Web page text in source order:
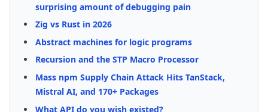
surprising amount of debugging pain
Zig vs Rust in 2026
Abstract machines for logic programs
Recursion and the STP Macro Processor
Mass npm Supply Chain Attack Hits TanStack,
Mistral AI, and 170+ Packages
What API do you wish existed?